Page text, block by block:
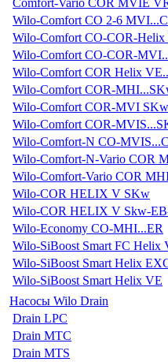
Wilo-Comfort CO 2-6
Wilo-Comfort CO-COR-Helix
Wilo-Comfort CO-COR-
Wilo-Comfort COR Helix
Wilo-Comfort COR-
Wilo-Comfort COR-MVI
Wilo-Comfort COR-
Wilo-Comfort-N CO-
Wilo-Comfort-N-Vario COR
Wilo-Comfort-Vario COR
Wilo-COR HELIX V SKw
Wilo-COR HELIX V Skw-
Wilo-Economy CO-MHI...ER
Wilo-SiBoost Smart FC Helix
Wilo-SiBoost Smart Helix
Wilo-SiBoost Smart Helix VE
Насосы Wilo Drain
Drain LPC
Drain MTC
Drain MTS